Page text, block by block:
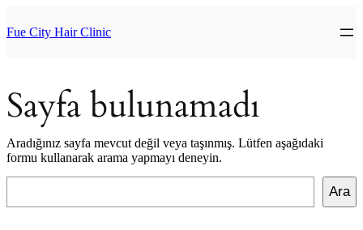
geç
Fue City Hair Clinic
Sayfa bulunamadı
Aradığınız sayfa mevcut değil veya taşınmış. Lütfen aşağıdaki
formu kullanarak arama yapmayı deneyin.
Ara